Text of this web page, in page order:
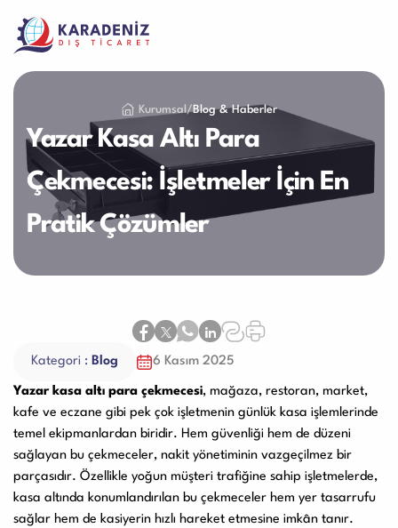
Para Sayma Makinaları
Laminasyon PVC Makineleri
Hizmetlerimiz
Kurumsal
Hakkımızda
Vizyon & Misyon
İnsan Kaynakları
Blog
Destek
Satın Alma ve Ödeme
Servis Talep Formu
Bayilik
İş Başvuru Formu
Kullanım Kılavuzları
İletişim
+90 212 479 25 25
Kurumsal / Blog & Haberler
Yazar Kasa Altı Para
Çekmecesi: İşletmeler İçin En
Pratik Çözümler
Kategori : Blog 6 Kasım 2025
Yazar kasa altı para çekmecesi, mağaza, restoran, market,
kafe ve eczane gibi pek çok işletmenin günlük kasa işlemlerinde
temel ekipmanlardan biridir. Hem güvenliği hem de düzeni
sağlayan bu çekmeceler, nakit yönetiminin vazgeçilmez bir
parçasıdır. Özellikle yoğun müşteri trafiğine sahip işletmelerde,
kasa altında konumlandırılan bu çekmeceler hem yer tasarrufu
sağlar hem de kasiyerin hızlı hareket etmesine imkân tanır.